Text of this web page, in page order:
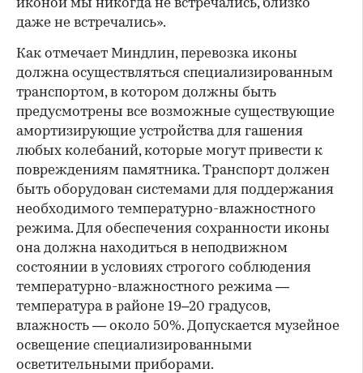
иконой мы никогда не встречались, близко
даже не встречались».
Как отмечает Миндлин, перевозка иконы
должна осуществляться специализированным
транспортом, в котором должны быть
предусмотрены все возможные существующие
амортизирующие устройства для гашения
любых колебаний, которые могут привести к
повреждениям памятника. Транспорт должен
быть оборудован системами для поддержания
необходимого температурно-влажностного
режима. Для обеспечения сохранности иконы
она должна находиться в неподвижном
состоянии в условиях строгого соблюдения
температурно-влажностного режима —
температура в районе 19–20 градусов,
влажность — около 50%. Допускается музейное
освещение специализированными
осветительными приборами.